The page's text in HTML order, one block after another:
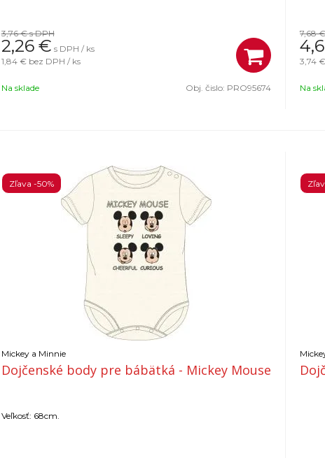
3,76 €s DPH
2,26 € s DPH / ks
1,84 € bez DPH / ks
Na sklade Obj. čislo: PRO95674
7,68
3,74 €
Na
Mickey a Minnie
Dojčenské body pre bábätká - Mickey Mouse
Zľava -50%
Veľkosť: 68cm.